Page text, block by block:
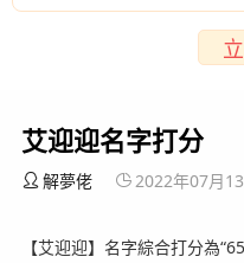
艾迎迎名字打分
解夢佬 2022年07月
【艾迎迎】名字綜合打分為